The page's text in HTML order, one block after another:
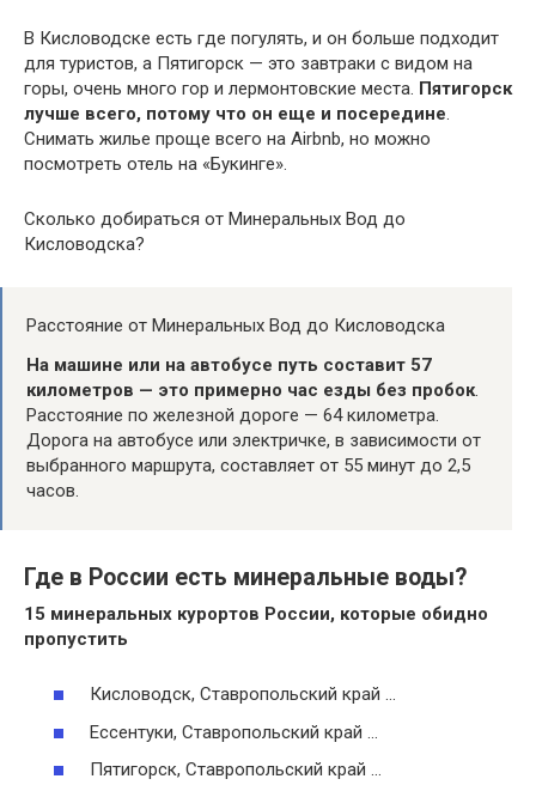
В Кисловодске есть где погулять, и он больше подходит
для туристов, а Пятигорск — это завтраки с видом на
горы, очень много гор и лермонтовские места. Пятигорск
лучше всего, потому что он еще и посередине
Снимать жилье проще всего на Airbnb, но можно
посмотреть отель на «Букинге».
Сколько добираться от Минеральных Вод до
Кисловодска?
Расстояние от Минеральных Вод до Кисловодска
На машине или на автобусе путь составит 57
километров — это примерно час езды без пробок
Расстояние по железной дороге — 64 километра.
Дорога на автобусе или электричке, в зависимости от
выбранного маршрута, составляет от 55 минут до 2,5
часов.
Где в России есть минеральные воды?
15 минеральных курортов России, которые обидно
пропустить
Кисловодск, Ставропольский край …
Ессентуки, Ставропольский край …
Пятигорск, Ставропольский край …